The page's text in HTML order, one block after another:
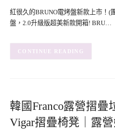
紅很久的BRUNO電烤盤新款上市！(
盤，2.0升級版超美新款開箱! BRU…
CONTINUE READING
韓國Franco露營摺
Vigar摺疊椅凳｜露